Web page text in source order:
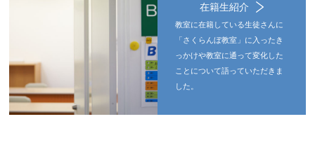
在籍生紹介
教室に在籍している生徒さんに
「さくらんぼ教室」に入ったき
っかけや教室に通って変化した
ことについて語っていただきま
した。